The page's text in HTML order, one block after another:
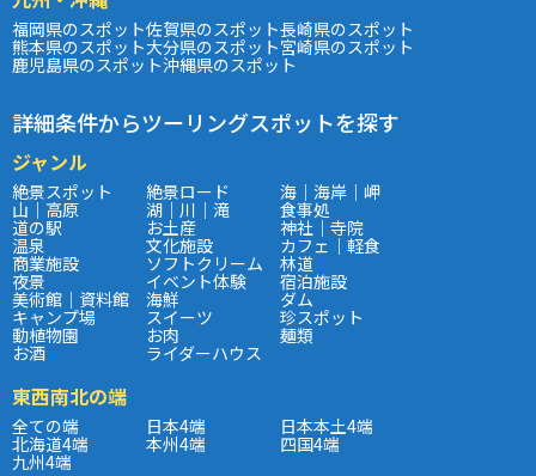
福岡県のスポット佐賀県のスポット長崎県のスポット
熊本県のスポット大分県のスポット宮崎県のスポット
鹿児島県のスポット沖縄県のスポット
詳細条件からツーリングスポットを探す
ジャンル
絶景スポット 絶景ロード 海｜海岸｜岬
山｜高原 湖｜川｜滝 食事処
道の駅 お土産 神社｜寺院
温泉 文化施設 カフェ｜軽食
商業施設 ソフトクリーム 林道
夜景 イベント体験 宿泊施設
美術館｜資料館 海鮮 ダム
キャンプ場 スイーツ 珍スポット
動植物園 お肉 麺類
お酒 ライダーハウス
東西南北の端
全ての端 日本4端 日本本土4端
北海道4端 本州4端 四国4端
九州4端